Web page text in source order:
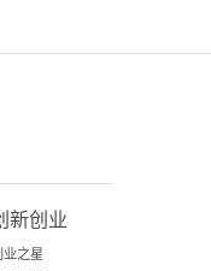
新创业
业之星